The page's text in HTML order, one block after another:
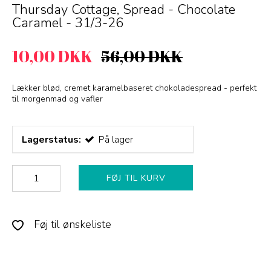
Thursday Cottage, Spread - Chocolate
Caramel - 31/3-26
10,00 DKK 56,00 DKK
Lækker blød, cremet karamelbaseret chokoladespread - perfekt
til morgenmad og vafler
Lagerstatus: På lager
FØJ TIL KURV
Føj til ønskeliste